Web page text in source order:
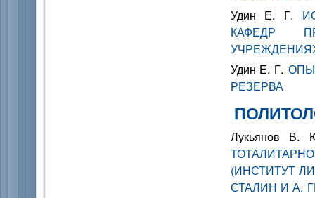
Удин Е. Г.
КАФЕДР
Удин Е. Г.
РЕЗЕРВА
Лукьянов
(ИНСТИТУТ
СТАЛИН И А.